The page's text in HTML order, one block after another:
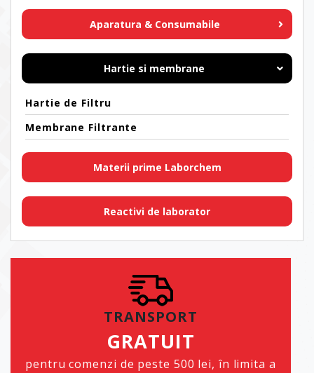
Aparatura & Consumabile
Hartie si membrane
Hartie de Filtru
Membrane Filtrante
Materii prime Laborchem
Reactivi de laborator
TRANSPORT
GRATUIT
pentru comenzi de peste 500 lei, în limita a